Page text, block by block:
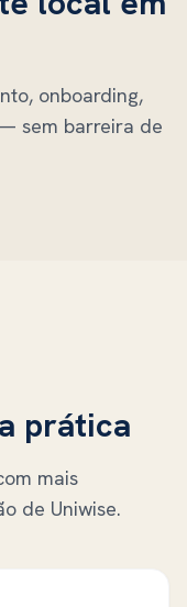
onboarding,
sem barreira de
prática
mais
de Uniwise.